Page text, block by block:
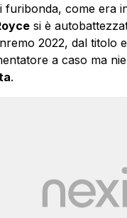
furibonda, come era
si è
2022, dal titolo
a caso ma
.